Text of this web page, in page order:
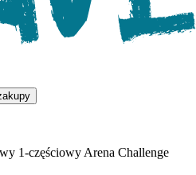
1-częściowy Arena Challenge